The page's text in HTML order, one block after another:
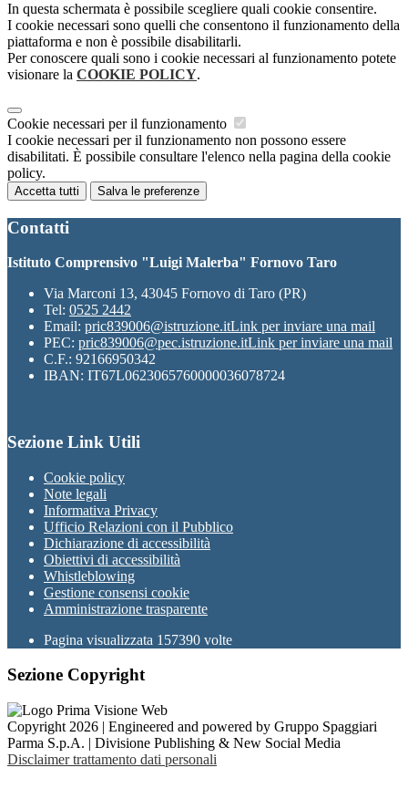
In questa schermata è possibile scegliere quali cookie consentire.
I cookie necessari sono quelli che consentono il funzionamento della
piattaforma e non è possibile disabilitarli.
Per conoscere quali sono i cookie necessari al funzionamento potete
visionare la COOKIE POLICY.
Cookie necessari per il funzionamento
I cookie necessari per il funzionamento non possono essere
disabilitati. È possibile consultare l'elenco nella pagina della cookie
policy.
Accetta tutti Salva le preferenze
Contatti
Istituto Comprensivo "Luigi Malerba" Fornovo Taro
Via Marconi 13, 43045 Fornovo di Taro (PR)
Tel: 0525 2442
Email: pric839006@istruzione.itLink per inviare una mail
PEC: pric839006@pec.istruzione.itLink per inviare una mail
C.F.: 92166950342
IBAN: IT67L0623065760000036078724
Sezione Link Utili
Cookie policy
Note legali
Informativa Privacy
Ufficio Relazioni con il Pubblico
Dichiarazione di accessibilità
Obiettivi di accessibilità
Whistleblowing
Gestione consensi cookie
Amministrazione trasparente
Pagina visualizzata 157390 volte
Sezione Copyright
Copyright 2026 | Engineered and powered by Gruppo Spaggiari
Parma S.p.A. | Divisione Publishing & New Social Media
Disclaimer trattamento dati personali